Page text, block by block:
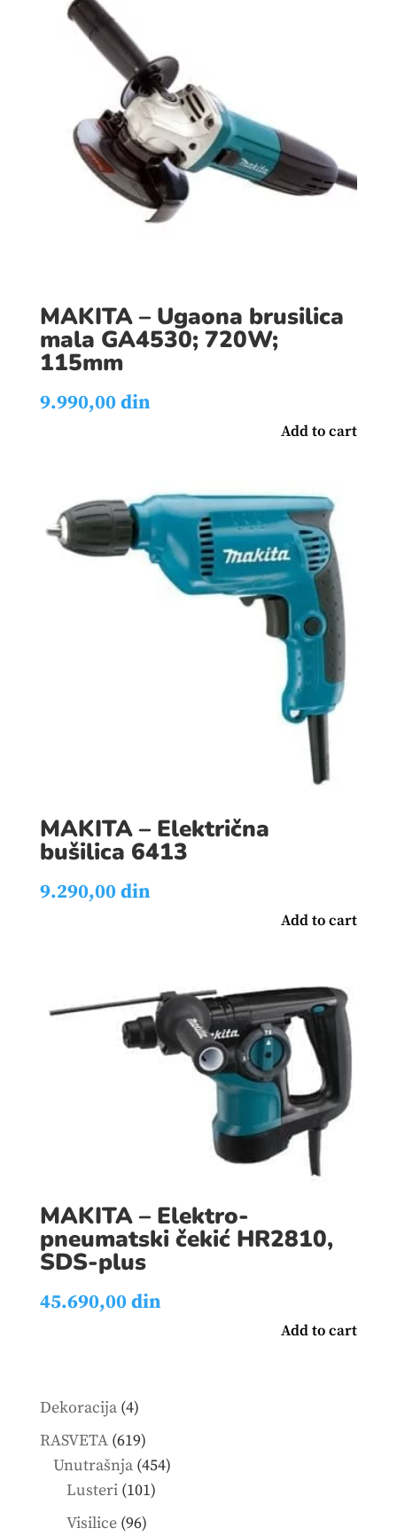
MAKITA – Ugaona brusilica
mala GA4530; 720W;
115mm
9.990,00din
Add to cart
MAKITA – Električna
bušilica 6413
9.290,00din
Add to cart
MAKITA – Elektro-
pneumatski čekić HR2810,
SDS-plus
45.690,00din
Add to cart
Dekoracija 44
products
RASVETA 619619
products
Unutrašnja 454454
Lusteri 101101
Visilice 9696